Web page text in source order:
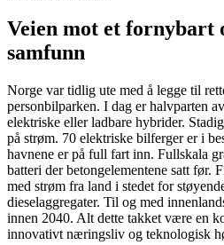
Veien mot et fornybart
samfunn
Norge var tidlig ute med å legge til
personbilparken. I dag er halvparten
elektriske eller ladbare hybrider.
på strøm. 70 elektriske bilferger er i
havnene er på full fart inn. Fullskala
batteri der betongelementene satt før.
med strøm fra land i stedet for
dieselaggregater. Til og med
innen 2040. Alt dette takket være en
innovativt næringsliv og teknologisk